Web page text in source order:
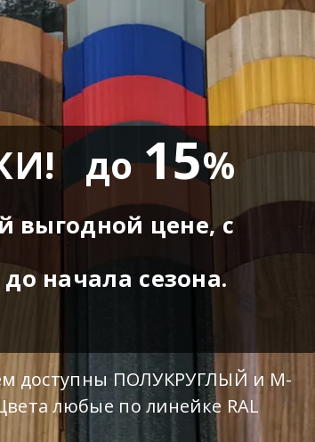
до15%
выгодной цене, с
начала сезона.
доступны ПОЛУКРУГЛЫЙ и М-
любые по линейке RAL